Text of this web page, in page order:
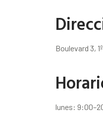
Boulevard 3,
lunes: